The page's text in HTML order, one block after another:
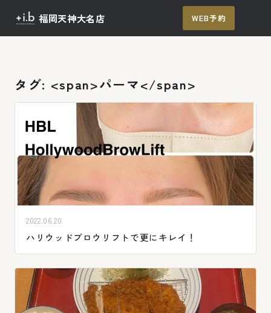
福岡天神大名店
TOP
施術の流れ
よくあるご質問
アクセス
ご予約
WEB予約
タグ: <span>パーマ</span>
2022.06.20
ハリウッドブロウリフトで更にキレイ！